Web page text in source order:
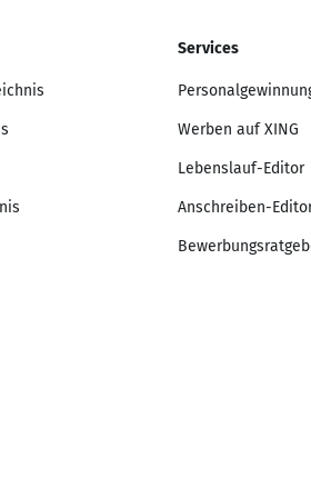
Services
Werben auf XING
Lebenslauf-Editor
Anschreiben-